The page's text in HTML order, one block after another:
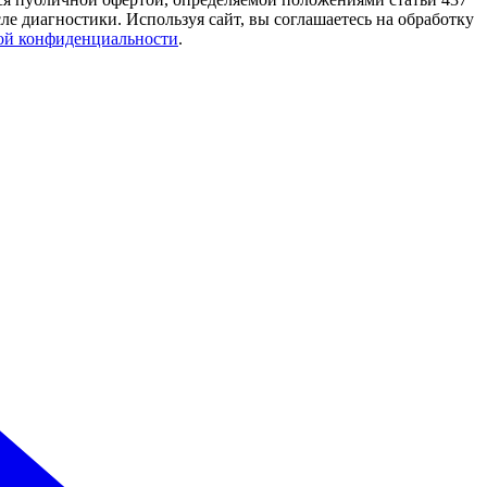
Используя сайт, вы соглашаетесь на обработку
конфиденциальности.